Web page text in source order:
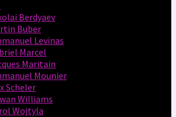
Berdyaev
Buber
Levinas
Marcel
Maritain
Mounier
Scheler
Williams
Wojtyla